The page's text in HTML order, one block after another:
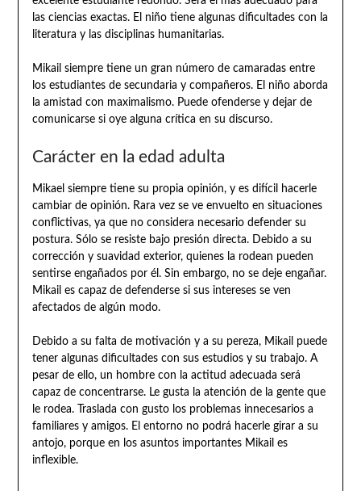
las ciencias exactas. El niño tiene algunas dificultades con la
literatura y las disciplinas humanitarias.
Mikail siempre tiene un gran número de camaradas entre
los estudiantes de secundaria y compañeros. El niño aborda
la amistad con maximalismo. Puede ofenderse y dejar de
comunicarse si oye alguna crítica en su discurso.
Carácter en la edad adulta
Mikael siempre tiene su propia opinión, y es difícil hacerle
cambiar de opinión. Rara vez se ve envuelto en situaciones
conflictivas, ya que no considera necesario defender su
postura. Sólo se resiste bajo presión directa. Debido a su
corrección y suavidad exterior, quienes la rodean pueden
sentirse engañados por él. Sin embargo, no se deje engañar.
Mikail es capaz de defenderse si sus intereses se ven
afectados de algún modo.
Debido a su falta de motivación y a su pereza, Mikail puede
tener algunas dificultades con sus estudios y su trabajo. A
pesar de ello, un hombre con la actitud adecuada será
capaz de concentrarse. Le gusta la atención de la gente que
le rodea. Traslada con gusto los problemas innecesarios a
familiares y amigos. El entorno no podrá hacerle girar a su
antojo, porque en los asuntos importantes Mikail es
inflexible.